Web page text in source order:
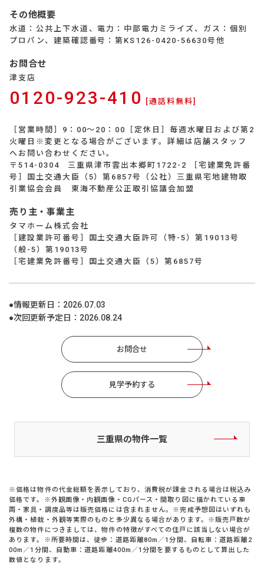
その他概要
水道：公共上下水道、電力：中部電力ミライズ、ガス：個別
プロパン、建築確認番号：第KS126-0420-56630号他
お問合せ
津支店
0120-923-410 [通話料無料]
［営業時間］9：00～20：00［定休日］毎週水曜日および第2
火曜日※変更となる場合がございます。詳細は店舗スタッフ
へお問い合わせください。
〒514-0304 三重県津市雲出本郷町1722-2 ［宅建業免許番
号］国土交通大臣（5）第6857号（公社）三重県宅地建物取
引業協会会員 東海不動産公正取引協議会加盟
売り主・事業主
タマホーム株式会社
［建設業許可番号］国土交通大臣許可（特-5）第19013号
（般-5）第19013号
［宅建業免許番号］国土交通大臣（5）第6857号
●情報更新日： 2026.07.03
●次回更新予定日： 2026.08.24
お問合せ
見学予約する
三重県の物件一覧
※価格は物件の代金総額を表示しており、消費税が課金される場合は税込み
価格です。※外観画像・内観画像・CGパース・間取り図に描かれている車
両・家具・調度品等は販売価格には含まれません。※完成予想図はいずれも
外構・植栽・外観等実際のものと多少異なる場合があります。※販売戸数が
複数の物件につきましては、物件の特徴がすべての住戸に該当しない場合が
あります。※所要時間は、徒歩：道路距離80m／1分間、自転車：道路距離2
00m／1分間、自動車：道路距離400m／1分間を要するものとして算出した
数値となります。